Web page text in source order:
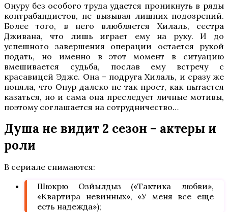
Онуру без особого труда удается проникнуть в ряды
контрабандистов, не вызывая лишних подозрений.
Более того, в него влюбляется Хилаль, сестра
Дживана, что лишь играет ему на руку. И до
успешного завершения операции остается рукой
подать, но именно в этот момент в ситуацию
вмешивается судьба, послав ему встречу с
красавицей Эдже. Она – подруга Хилаль, и сразу же
поняла, что Онур далеко не так прост, как пытается
казаться, но и сама она преследует личные мотивы,
поэтому соглашается на сотрудничество…
Душа не видит 2 сезон – актеры и
роли
В сериале снимаются:
Шюкрю Озйылдыз («Тактика любви»,
«Квартира невинных», «У меня все еще
есть надежда»);